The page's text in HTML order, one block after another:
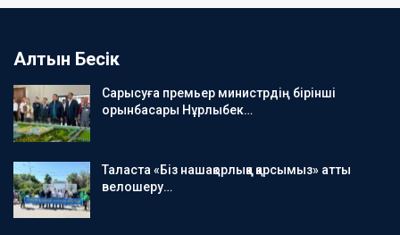
Алтын Бесік
Сарысуға премьер министрдің бірінші
орынбасары Нұрлыбек…
Таласта «Біз нашақорлыққа қарсымыз» атты
велошеру…